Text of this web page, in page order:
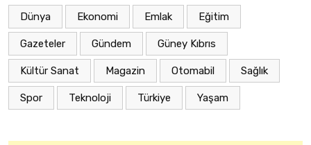
Dünya Ekonomi Emlak Eğitim
Gazeteler Gündem Güney Kıbrıs
Kültür Sanat Magazin Otomabil Sağlık
Spor Teknoloji Türkiye Yaşam